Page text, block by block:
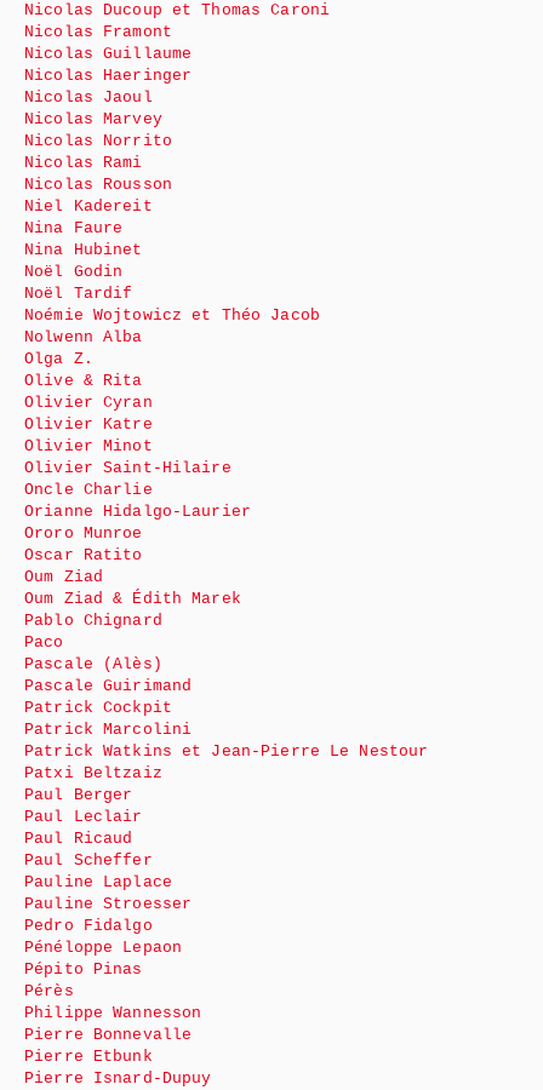
Nicolas Ducoup et Thomas Caroni
Nicolas Framont
Nicolas Guillaume
Nicolas Haeringer
Nicolas Jaoul
Nicolas Marvey
Nicolas Norrito
Nicolas Rami
Nicolas Rousson
Niel Kadereit
Nina Faure
Nina Hubinet
Noël Godin
Noël Tardif
Noémie Wojtowicz et Théo Jacob
Nolwenn Alba
Olga Z.
Olive & Rita
Olivier Cyran
Olivier Katre
Olivier Minot
Olivier Saint-Hilaire
Oncle Charlie
Orianne Hidalgo-Laurier
Ororo Munroe
Oscar Ratito
Oum Ziad
Oum Ziad & Édith Marek
Pablo Chignard
Paco
Pascale (Alès)
Pascale Guirimand
Patrick Cockpit
Patrick Marcolini
Patrick Watkins et Jean-Pierre Le Nestour
Patxi Beltzaiz
Paul Berger
Paul Leclair
Paul Ricaud
Paul Scheffer
Pauline Laplace
Pauline Stroesser
Pedro Fidalgo
Pénéloppe Lepaon
Pépito Pinas
Pérès
Philippe Wannesson
Pierre Bonnevalle
Pierre Etbunk
Pierre Isnard-Dupuy